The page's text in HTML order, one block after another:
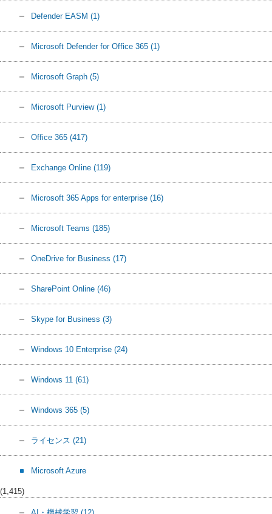
Defender EASM (1)
Microsoft Defender for Office 365 (1)
Microsoft Graph (5)
Microsoft Purview (1)
Office 365 (417)
Exchange Online (119)
Microsoft 365 Apps for enterprise (16)
Microsoft Teams (185)
OneDrive for Business (17)
SharePoint Online (46)
Skype for Business (3)
Windows 10 Enterprise (24)
Windows 11 (61)
Windows 365 (5)
ライセンス (21)
Microsoft Azure
(1,415)